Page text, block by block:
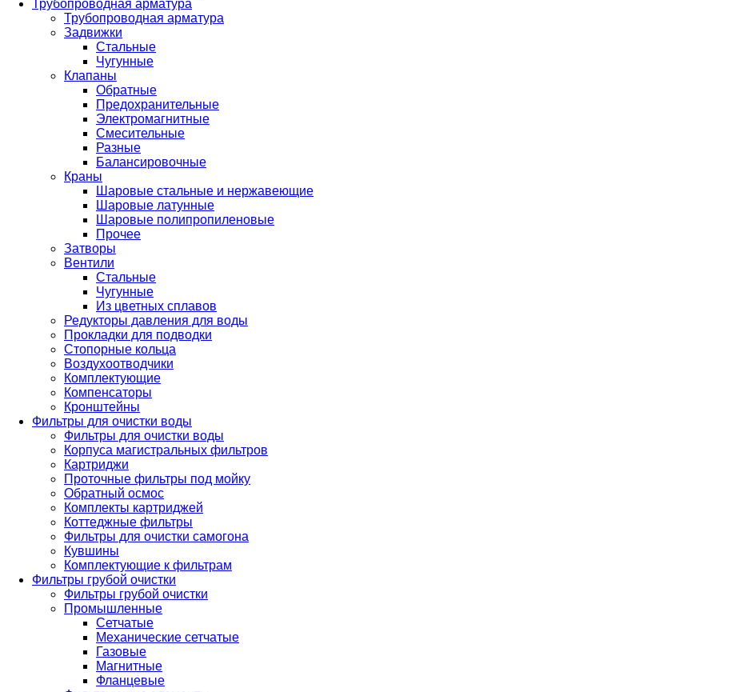
Трубопроводная арматура
Трубопроводная арматура
Задвижки
Стальные
Чугунные
Клапаны
Обратные
Предохранительные
Электромагнитные
Смесительные
Разные
Балансировочные
Краны
Шаровые стальные и нержавеющие
Шаровые латунные
Шаровые полипропиленовые
Прочее
Затворы
Вентили
Стальные
Чугунные
Из цветных сплавов
Редукторы давления для воды
Прокладки для подводки
Стопорные кольца
Воздухоотводчики
Комплектующие
Компенсаторы
Кронштейны
Фильтры для очистки воды
Фильтры для очистки воды
Корпуса магистральных фильтров
Картриджи
Проточные фильтры под мойку
Обратный осмос
Комплекты картриджей
Коттеджные фильтры
Фильтры для очистки самогона
Кувшины
Комплектующие к фильтрам
Фильтры грубой очистки
Фильтры грубой очистки
Промышленные
Сетчатые
Механические сетчатые
Газовые
Магнитные
Фланцевые